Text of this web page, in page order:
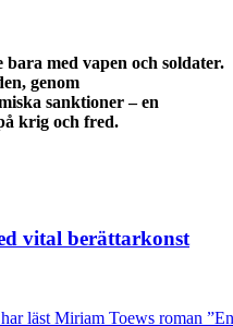
med vapen och soldater.
genom
sanktioner – en
krig och fred.
vital berättarkonst